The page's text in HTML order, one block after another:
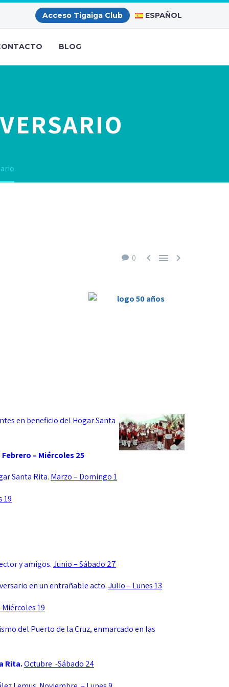
Acceso Tigaiga Club ESPAÑOL
BLOG
0   
en beneficio del Hogar Santa
Febrero – Miércoles 25
Santa Rita. Marzo – Domingo 1
19
y amigos.Junio – Sábado 27
en un entrañable acto.Julio – Lunes 13
19
del Puerto de la Cruz, enmarcado en las
Rita.Octubre -Sábado 24